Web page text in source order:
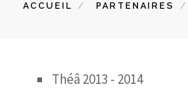
ACCUEIL PARTENAIRES
Théâ 2013 - 2014